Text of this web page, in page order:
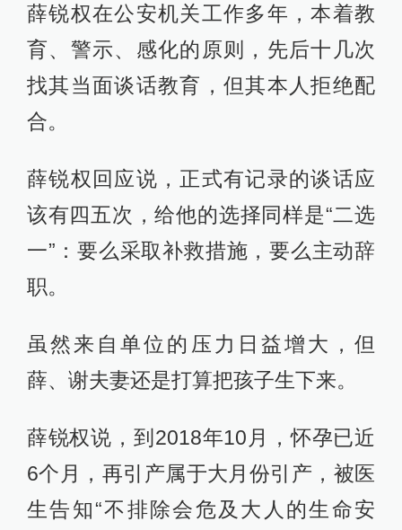
薛锐权在公安机关工作多年，本着教
育、警示、感化的原则，先后十几次
找其当面谈话教育，但其本人拒绝配
合。
薛锐权回应说，正式有记录的谈话应
该有四五次，给他的选择同样是“二选
一”：要么采取补救措施，要么主动辞
职。
虽然来自单位的压力日益增大，但
薛、谢夫妻还是打算把孩子生下来。
薛锐权说，到2018年10月，怀孕已近
6个月，再引产属于大月份引产，被医
生告知“不排除会危及大人的生命安